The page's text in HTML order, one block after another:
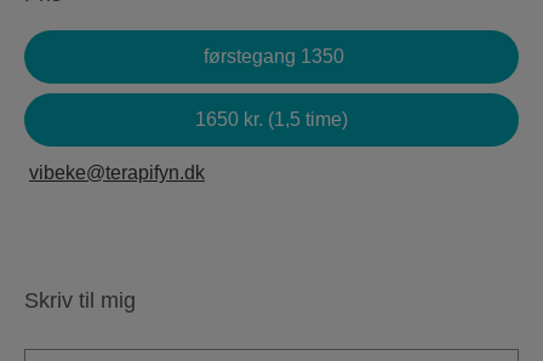
førstegang 1350
1650 kr. (1,5 time)
vibeke@terapifyn.dk
Skriv til mig